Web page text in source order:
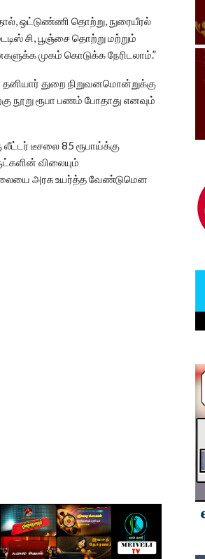
ஒட்டுண்ணி தொற்று, நுரையீரல்
சி, பூஞ்சை தொற்று மற்றும்
முகம் கொடுக்க நேரிடலாம்.”
துறை நிறுவனமொன்றுக்கு
நூறு ரூபா பணம் போதாது எனவும்
டீசலை 85 ரூபாய்க்கு
விலையும்
அரசு உயர்த்த வேண்டுமென